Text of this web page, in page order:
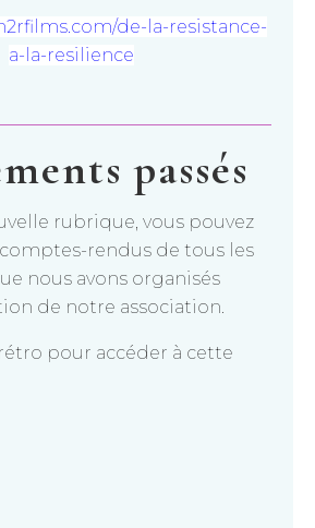
de-la-resistance-
a-la-resilience
passés
rubrique, vous pouvez
rendus de tous les
nous avons organisés
de notre association.
pour accéder à cette